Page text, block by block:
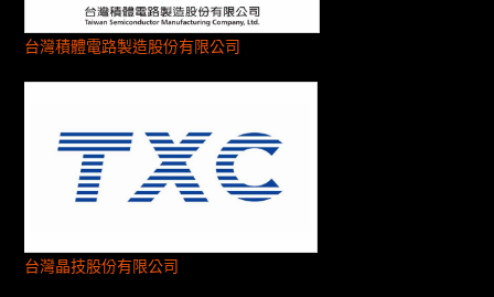
台灣積體電路製造股份有限公司
台灣晶技股份有限公司